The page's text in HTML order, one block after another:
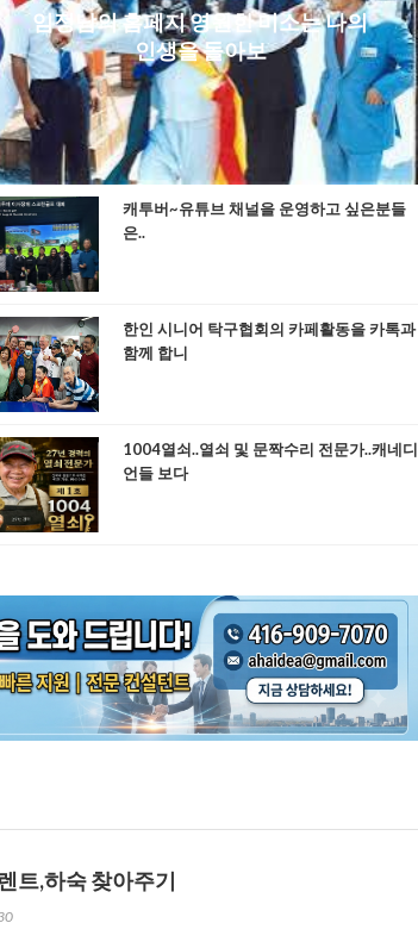
임정남의 홈페지 영원한 미소는 나의
인생을 돌아보
캐투버~유튜브 채널을 운영하고 싶은분들
은..
한인 시니어 탁구협회의 카페활동을 카톡과
함께 합니
1004열쇠..열쇠 및 문짝수리 전문가..캐네디
언들 보다
트,하숙 찾아주기